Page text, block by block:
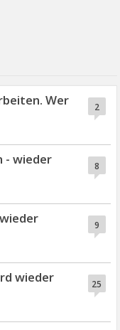
2
Wer
8
- wieder
9
25
wieder